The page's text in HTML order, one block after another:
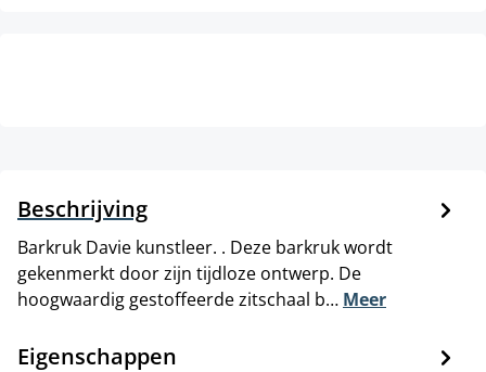
Beschrijving
Barkruk Davie kunstleer. . Deze barkruk wordt
gekenmerkt door zijn tijdloze ontwerp. De
hoogwaardig gestoffeerde zitschaal b… Meer
Eigenschappen